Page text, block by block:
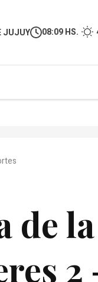
JUJUY 08:09 HS.
de
2